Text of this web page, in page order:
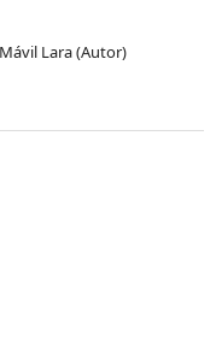
Lara (Autor)